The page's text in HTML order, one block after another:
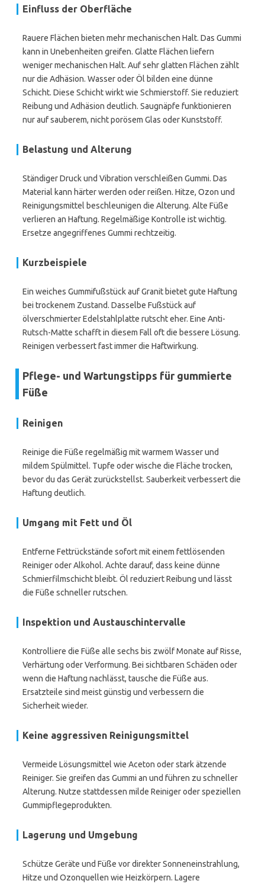
Einfluss der Oberfläche
Rauere Flächen bieten mehr mechanischen Halt. Das Gummi
kann in Unebenheiten greifen. Glatte Flächen liefern
weniger mechanischen Halt. Auf sehr glatten Flächen zählt
nur die Adhäsion. Wasser oder Öl bilden eine dünne
Schicht. Diese Schicht wirkt wie Schmierstoff. Sie reduziert
Reibung und Adhäsion deutlich. Saugnäpfe funktionieren
nur auf sauberem, nicht porösem Glas oder Kunststoff.
Belastung und Alterung
Ständiger Druck und Vibration verschleißen Gummi. Das
Material kann härter werden oder reißen. Hitze, Ozon und
Reinigungsmittel beschleunigen die Alterung. Alte Füße
verlieren an Haftung. Regelmäßige Kontrolle ist wichtig.
Ersetze angegriffenes Gummi rechtzeitig.
Kurzbeispiele
Ein weiches Gummifußstück auf Granit bietet gute Haftung
bei trockenem Zustand. Dasselbe Fußstück auf
ölverschmierter Edelstahlplatte rutscht eher. Eine Anti-
Rutsch-Matte schafft in diesem Fall oft die bessere Lösung.
Reinigen verbessert fast immer die Haftwirkung.
Pflege- und Wartungstipps für gummierte
Füße
Reinigen
Reinige die Füße regelmäßig mit warmem Wasser und
mildem Spülmittel. Tupfe oder wische die Fläche trocken,
bevor du das Gerät zurückstellst. Sauberkeit verbessert die
Haftung deutlich.
Umgang mit Fett und Öl
Entferne Fettrückstände sofort mit einem fettlösenden
Reiniger oder Alkohol. Achte darauf, dass keine dünne
Schmierfilmschicht bleibt. Öl reduziert Reibung und lässt
die Füße schneller rutschen.
Inspektion und Austauschintervalle
Kontrolliere die Füße alle sechs bis zwölf Monate auf Risse,
Verhärtung oder Verformung. Bei sichtbaren Schäden oder
wenn die Haftung nachlässt, tausche die Füße aus.
Ersatzteile sind meist günstig und verbessern die
Sicherheit wieder.
Keine aggressiven Reinigungsmittel
Vermeide Lösungsmittel wie Aceton oder stark ätzende
Reiniger. Sie greifen das Gummi an und führen zu schneller
Alterung. Nutze stattdessen milde Reiniger oder speziellen
Gummipflegeprodukten.
Lagerung und Umgebung
Schütze Geräte und Füße vor direkter Sonneneinstrahlung,
Hitze und Ozonquellen wie Heizkörpern. Lagere